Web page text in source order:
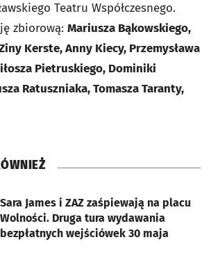
Teatru Współczesnego.
zbiorową: Mariusza Bąkowskiego,
Kerste, Anny Kiecy, Przemysława
Pietruskiego, Dominiki
Ratuszniaka, Tomasza Taranty,
Sara James i ZAZ zaśpiewają na placu
Wolności. Druga tura wydawania
bezpłatnych wejściówek 30 maja
karcie